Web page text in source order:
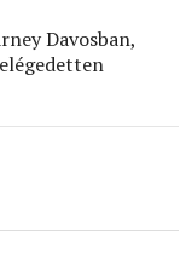
Davosban,